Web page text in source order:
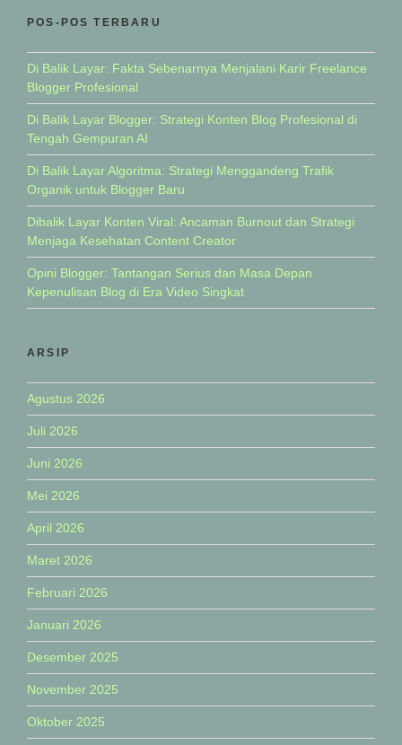
POS-POS TERBARU
Di Balik Layar: Fakta Sebenarnya Menjalani Karir Freelance
Blogger Profesional
Di Balik Layar Blogger: Strategi Konten Blog Profesional di
Tengah Gempuran AI
Di Balik Layar Algoritma: Strategi Menggandeng Trafik
Organik untuk Blogger Baru
Dibalik Layar Konten Viral: Ancaman Burnout dan Strategi
Menjaga Kesehatan Content Creator
Opini Blogger: Tantangan Serius dan Masa Depan
Kepenulisan Blog di Era Video Singkat
ARSIP
Agustus 2026
Juli 2026
Juni 2026
Mei 2026
April 2026
Maret 2026
Februari 2026
Januari 2026
Desember 2025
November 2025
Oktober 2025